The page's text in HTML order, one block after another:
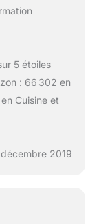
5 étoiles
: 66 302 en
Cuisine et
2019